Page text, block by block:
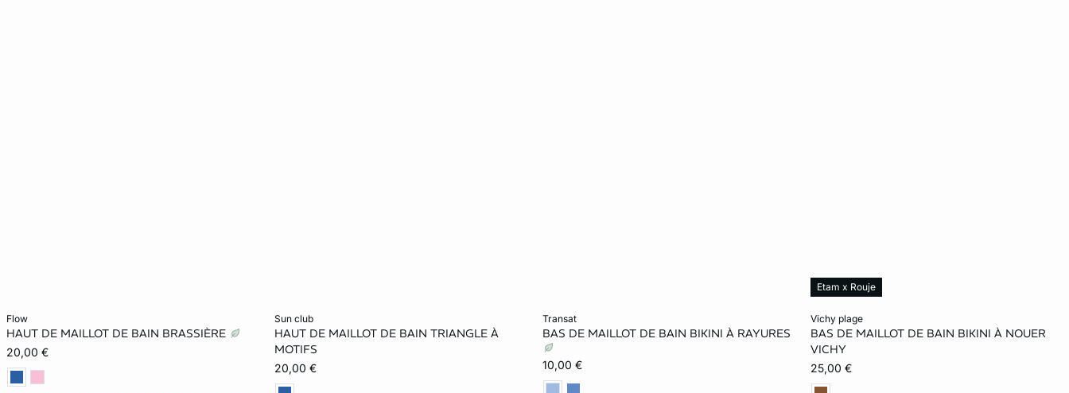
flow
HAUT DE MAILLOT DE BAIN BRASSIÈRE
20,00 €
sun club
HAUT DE MAILLOT DE BAIN TRIANGLE À
MOTIFS
20,00 €
36
transat
BAS DE MAILLOT DE BAIN BIKINI À RAYURES
10,00 €
vichy plage
BAS DE MAILLOT DE BAIN BIKINI À NOUER
VICHY
25,00 €
Etam x Rouje
38